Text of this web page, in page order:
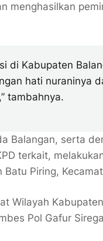
menghasilkan
di Kabupaten
hati nuraninya
tambahnya.
Balangan, serta
terkait,
Piring,
Wilayah
Pol Gafur